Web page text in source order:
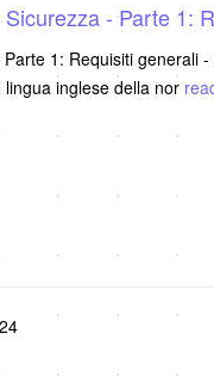
- Parte 1:
1: Requisiti generali
inglese della nor